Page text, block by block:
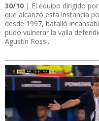
30/10 | El equipo dirigido
que alcanzó esta instancia
desde 1997, batalló
pudo vulnerar la valla
Agustín Rossi.